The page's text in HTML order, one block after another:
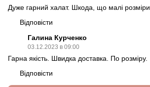
Дуже гарний халат. Шкода, що малі розміри.
Відповісти
Галина Курченко
03.12.2023 в 09:00
Гарна якість. Швидка доставка. По розміру.
Відповісти